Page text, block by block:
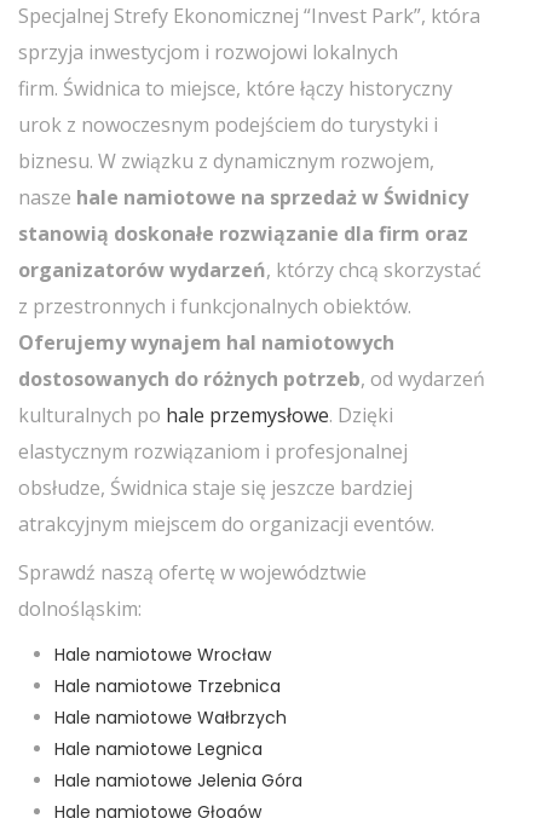
Specjalnej Strefy Ekonomicznej “Invest Park”, która
sprzyja inwestycjom i rozwojowi lokalnych
firm. Świdnica to miejsce, które łączy historyczny
urok z nowoczesnym podejściem do turystyki i
biznesu. W związku z dynamicznym rozwojem,
nasze hale namiotowe na sprzedaż w Świdnicy
stanowią doskonałe rozwiązanie dla firm oraz
organizatorów wydarzeń, którzy chcą skorzystać
z przestronnych i funkcjonalnych obiektów.
Oferujemy wynajem hal namiotowych
dostosowanych do różnych potrzeb, od wydarzeń
kulturalnych po hale przemysłowe. Dzięki
elastycznym rozwiązaniom i profesjonalnej
obsłudze, Świdnica staje się jeszcze bardziej
atrakcyjnym miejscem do organizacji eventów.
Sprawdź naszą ofertę w województwie
dolnośląskim:
Hale namiotowe Wrocław
Hale namiotowe Trzebnica
Hale namiotowe Wałbrzych
Hale namiotowe Legnica
Hale namiotowe Jelenia Góra
Hale namiotowe Głogów